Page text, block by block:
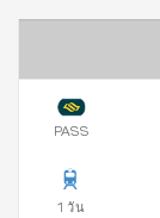
PASS
1 วัน